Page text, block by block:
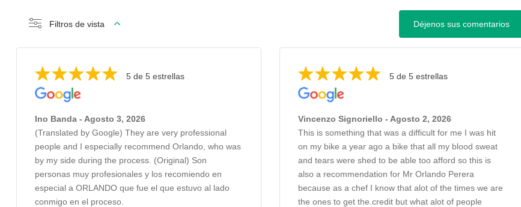
Déjenos sus comentarios
Filtros de vista
5 de 5 estrellas
Ino Banda - Agosto 3, 2026
(Translated by Google) They are very professional
people and I especially recommend Orlando, who was
by my side during the process. (Original) Son
personas muy profesionales y los recomiendo en
especial a ORLANDO que fue el que estuvo al lado
conmigo en el proceso.
5 de 5 estrellas
Vincenzo Signoriello - Agosto 2, 2026
This is something that was a difficult for me I was hit
on my bike a year ago a bike that all my blood sweat
and tears were shed to be able too afford so this is
also a recommendation for Mr Orlando Perera
because as a chef I know that alot of the times we are
the ones to get the.credit but what alot of people